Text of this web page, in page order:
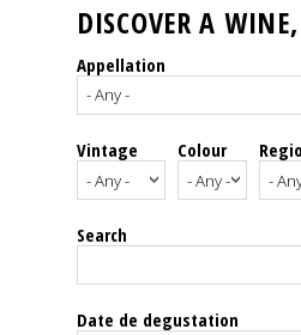
Our
events
Spirits
Tasting
reviews
The
DISCOVER A
Appellation
Vintage Colour
Search
Date de degustation